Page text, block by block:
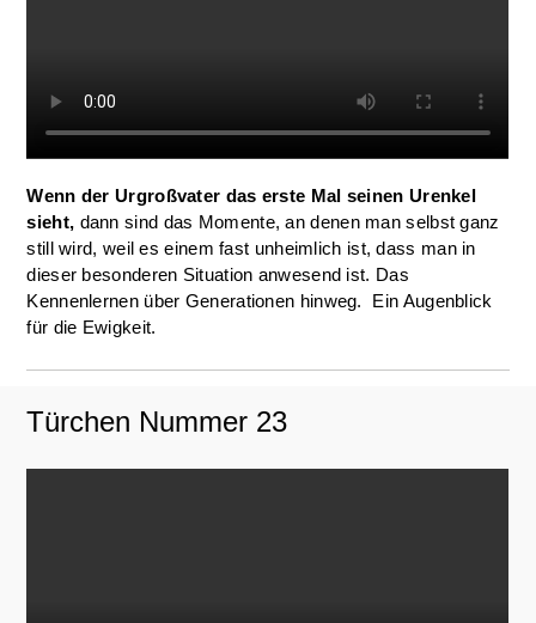
Wenn der Urgroßvater das erste Mal seinen Urenkel
sieht, dann sind das Momente, an denen man selbst ganz
still wird, weil es einem fast unheimlich ist, dass man in
dieser besonderen Situation anwesend ist. Das
Kennenlernen über Generationen hinweg.
Ein Augenblick
für die Ewigkeit.
Türchen Nummer 23